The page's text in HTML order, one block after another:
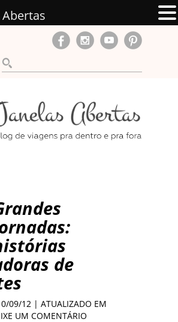
de
09/12 | ATUALIZADO EM
UM COMENTÁRIO
Abertas